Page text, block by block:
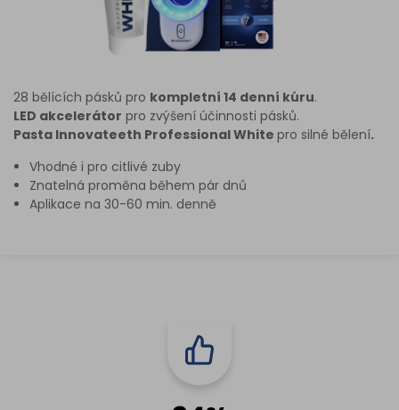
28 bělících pásků pro kompletní 14 denní kúru.
LED akcelerátor pro zvýšení účinnosti pásků.
Pasta Innovateeth Professional White pro silné bělení.
Vhodné i pro citlivé zuby
Znatelná proměna během pár dnů
Aplikace na 30-60 min. denně